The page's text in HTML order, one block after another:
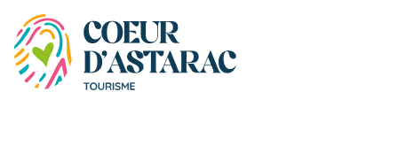
Panneau de gestion des cookies